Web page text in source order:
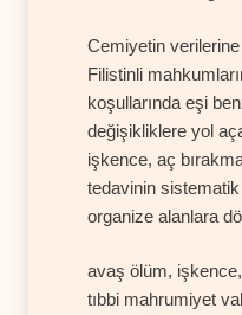
Cemiyetin
Filistinli
koşullarında eşi
değişikliklere yol
işkence, aç
tedavinin
organize alanlara
avaş ölüm, işkence,
tıbbi mahrumiyet